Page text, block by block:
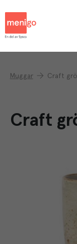
Muggar Craft
Craft